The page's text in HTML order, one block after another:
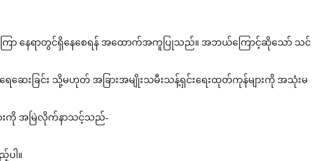
ကြာ နေရာတွင်ရှိနေစေရန် အထောက်အကူပြုသည်။ အဘယ်ကြောင့်ဆိုသော် သင်
ေဆေးခြင်း သို့မဟုတ် အခြားအမျိုးသမီးသန့်ရှင်းရေးထုတ်ကုန်များကို အသုံးမ
ားကို အမြဲလိုက်နာသင့်သည်-
ါ။